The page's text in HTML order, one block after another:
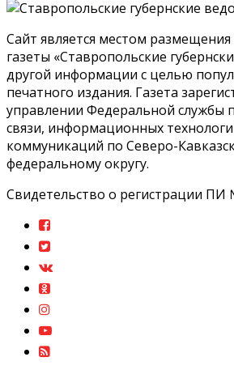
Сайт является местом
газеты «Ставропольские
другой информации с целью
печатного издания. Газета
управлении Федеральной службы
связи, информационных
коммуникаций по Северо-
федеральному округу.
Свидетельство о регистрации ПИ